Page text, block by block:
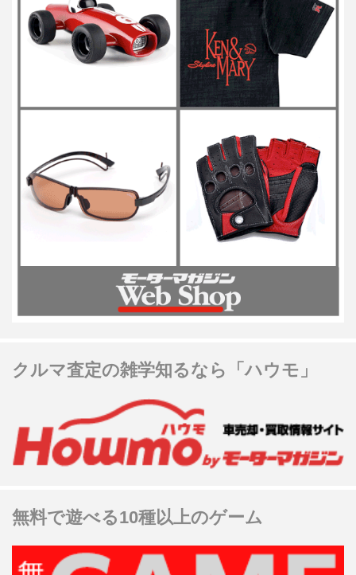
クルマ査定の雑学知るなら「ハウモ」
無料で遊べる10種以上のゲーム